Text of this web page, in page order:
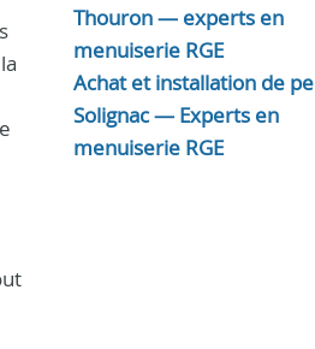
Thouron — experts en
menuiserie RGE
Achat et installation de
Solignac — Experts en
menuiserie RGE